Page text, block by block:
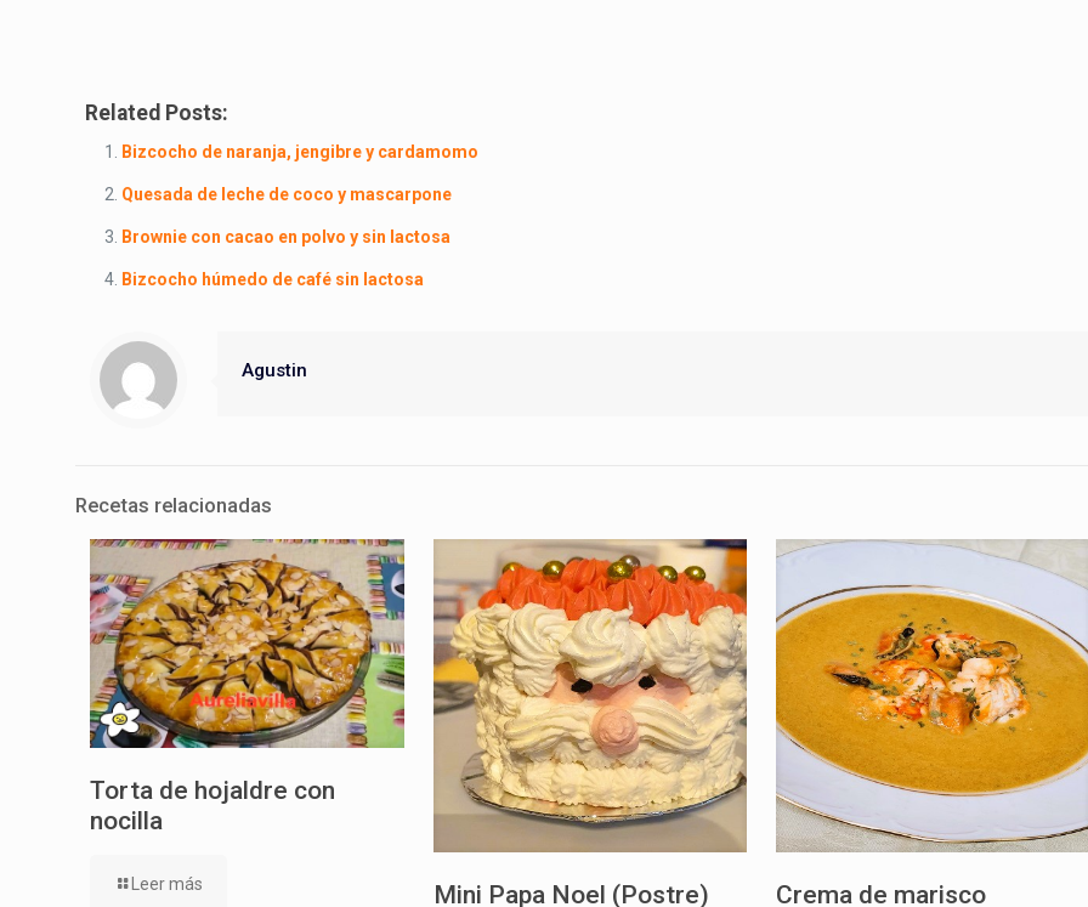
Related Posts:
Bizcocho de naranja, jengibre y cardamomo
Quesada de leche de coco y mascarpone
Brownie con cacao en polvo y sin lactosa
Bizcocho húmedo de café sin lactosa
Agustin
Recetas relacionadas
Torta de hojaldre con
nocilla
Leer más Mini Papa Noel (Postre) Crema de marisco